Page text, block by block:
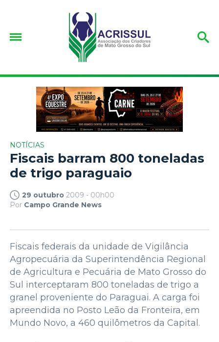
NOTÍCIAS
Fiscais barram 800 toneladas
de trigo paraguaio
29 outubro 2009 - 00h00
Por Campo Grande News
Fiscais federais da unidade de Vigilância
Agropecuária da Superintendência Regional
de Agricultura e Pecuária de Mato Grosso do
Sul interceptaram 800 toneladas de trigo a
granel proveniente do Paraguai. A carga foi
apreendida no Posto Leão da Fronteira, em
Mundo Novo, a 460 quilômetros da Capital.